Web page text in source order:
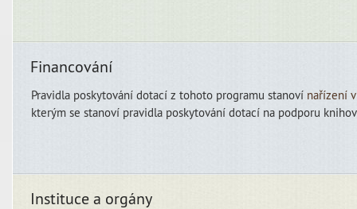
Financování
Pravidla poskytování dotací z tohoto programu stanoví nařízení
kterým se stanoví pravidla poskytování dotací na podporu
Instituce a orgány